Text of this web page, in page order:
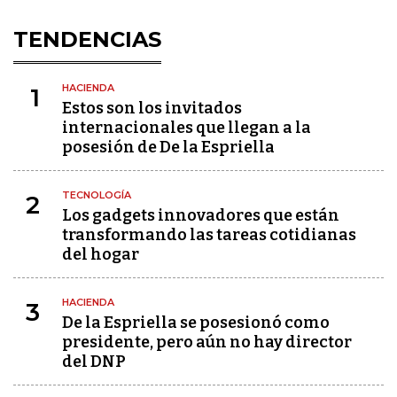
TENDENCIAS
1 HACIENDA
Estos son los invitados
internacionales que llegan a la
posesión de De la Espriella
2 TECNOLOGÍA
Los gadgets innovadores que están
transformando las tareas cotidianas
del hogar
3 HACIENDA
De la Espriella se posesionó como
presidente, pero aún no hay director
del DNP